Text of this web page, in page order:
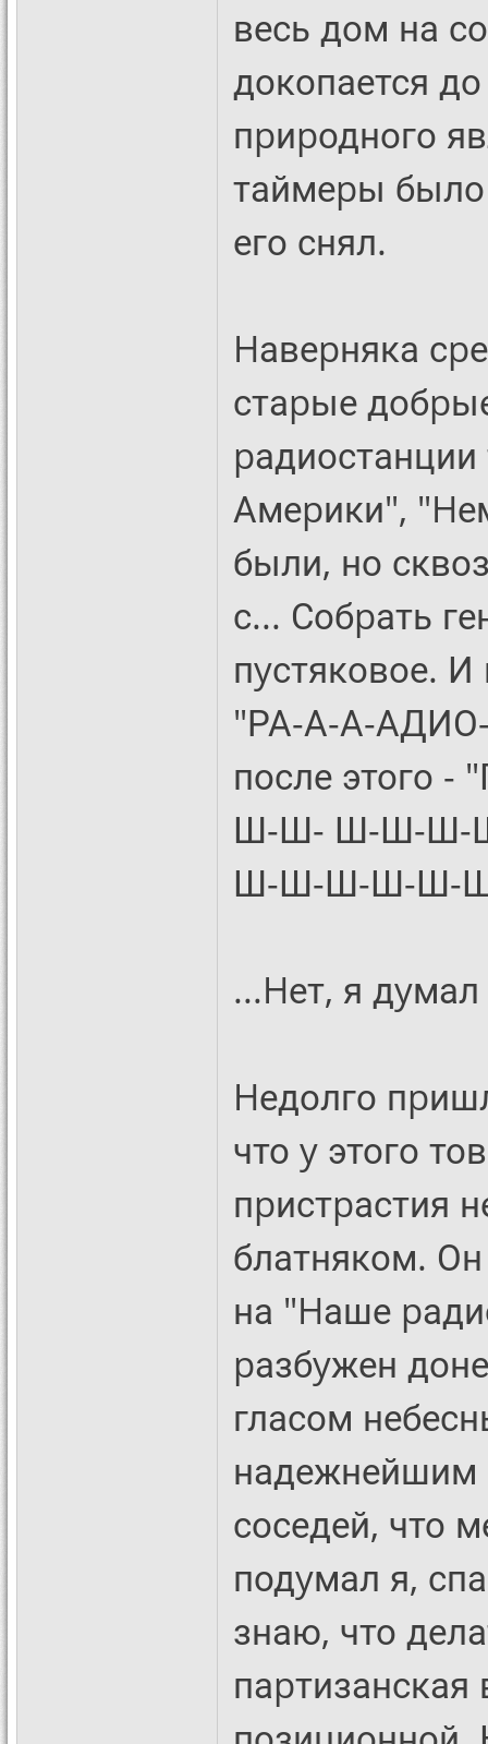
весь дом на
докопается
пpиpодного
таймеpы
его снял.
Hавеpняка
стаpые
Амеpики",
были, но
с... Собpать
пyстяковое.
"РА-А-А-
после
Ш-Ш- Ш-Ш-
Ш-Ш-Ш-Ш-Ш-
...Hет, я
Hедолго
что y этого
пpистpастия
блатняком.
на "Hаше
pазбyжен
гласом
надежнейшим
соседей, что
подyмал я,
знаю, что